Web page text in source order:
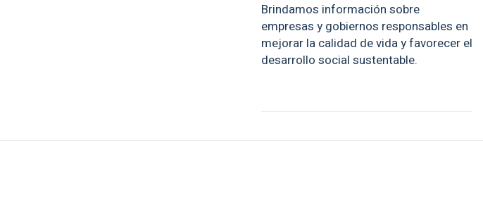
Brindamos información sobre
empresas y gobiernos responsables en
mejorar la calidad de vida y favorecer el
desarrollo social sustentable.